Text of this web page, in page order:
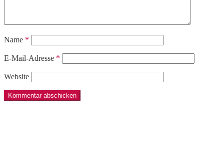
Name *
E-Mail-Adresse *
Website